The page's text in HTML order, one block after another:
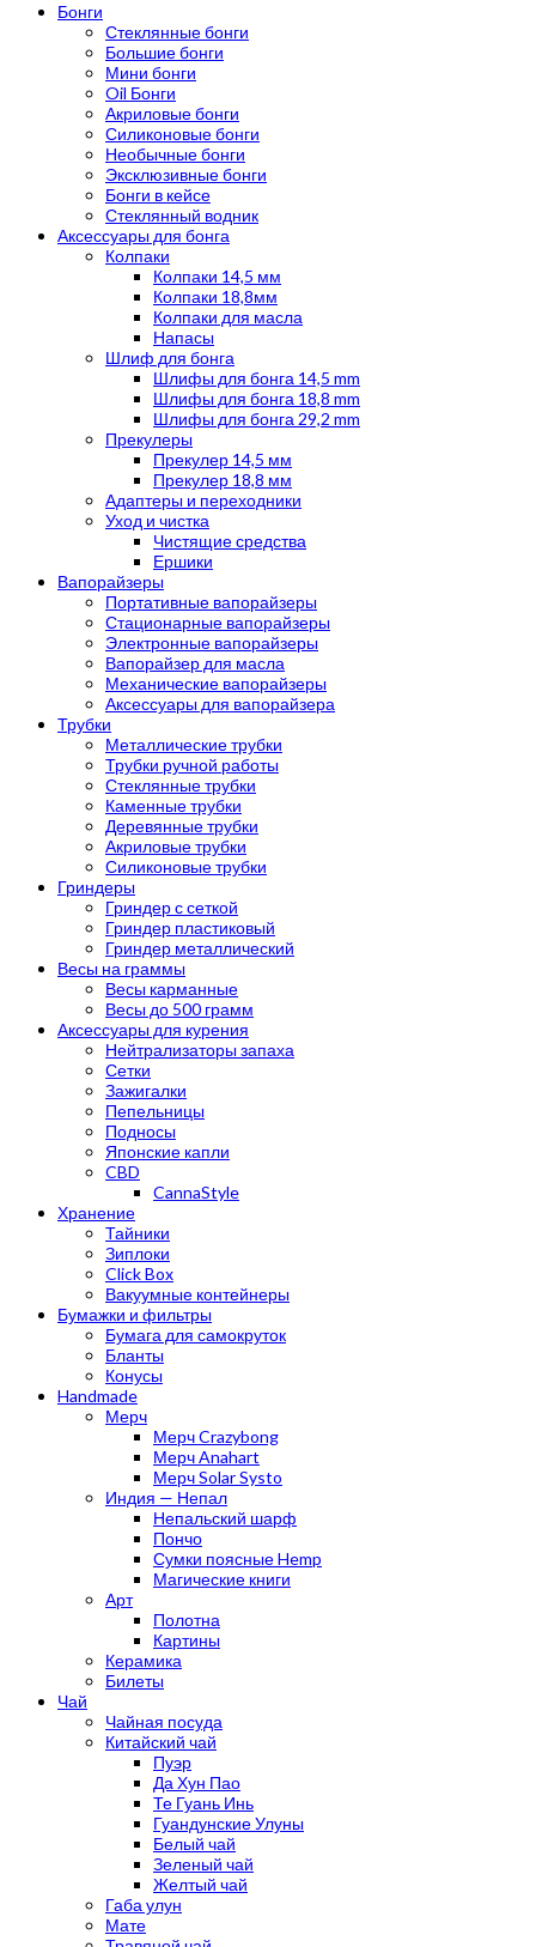
Бонги
Стеклянные бонги
Большие бонги
Мини бонги
Oil Бонги
Акриловые бонги
Силиконовые бонги
Необычные бонги
Эксклюзивные бонги
Бонги в кейсе
Стеклянный водник
Аксессуары для бонга
Колпаки
Колпаки 14,5 мм
Колпаки 18,8мм
Колпаки для масла
Напасы
Шлиф для бонга
Шлифы для бонга 14,5 mm
Шлифы для бонга 18,8 mm
Шлифы для бонга 29,2 mm
Прекулеры
Прекулер 14,5 мм
Прекулер 18,8 мм
Адаптеры и переходники
Уход и чистка
Чистящие средства
Ершики
Вапорайзеры
Портативные вапорайзеры
Стационарные вапорайзеры
Электронные вапорайзеры
Вапорайзер для масла
Механические вапорайзеры
Аксессуары для вапорайзера
Трубки
Металлические трубки
Трубки ручной работы
Стеклянные трубки
Каменные трубки
Деревянные трубки
Акриловые трубки
Силиконовые трубки
Гриндеры
Гриндер с сеткой
Гриндер пластиковый
Гриндер металлический
Весы на граммы
Весы карманные
Весы до 500 грамм
Аксессуары для курения
Нейтрализаторы запаха
Сетки
Зажигалки
Пепельницы
Подносы
Японские капли
CBD
CannaStyle
Хранение
Тайники
Зиплоки
Click Box
Вакуумные контейнеры
Бумажки и фильтры
Бумага для самокруток
Бланты
Конусы
Handmade
Мерч
Мерч Crazybong
Мерч Anahart
Мерч Solar Systo
Индия — Непал
Непальский шарф
Пончо
Сумки поясные Hemp
Магические книги
Арт
Полотна
Картины
Керамика
Билеты
Чай
Чайная посуда
Китайский чай
Пуэр
Да Хун Пао
Те Гуань Инь
Гуандунские Улуны
Белый чай
Зеленый чай
Желтый чай
Габа улун
Мате